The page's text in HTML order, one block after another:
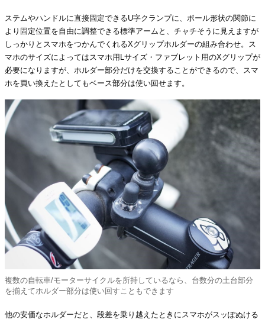
ステムやハンドルに直接固定できるU字クランプに、ボール形状の関節に
より固定位置を自由に調整できる標準アームと、チャチそうに見えますが
しっかりとスマホをつかんでくれるXグリップホルダーの組み合わせ。ス
マホのサイズによってはスマホ用Lサイズ・ファブレット用のXグリップが
必要になりますが、ホルダー部分だけを交換することができるので、スマ
ホを買い換えたとしてもベース部分は使い回せます。
複数の自転車/モーターサイクルを所持しているなら、台数分の土台部分
を揃えてホルダー部分は使い回すこともできます
他の安価なホルダーだと、段差を乗り越えたときにスマホがスッぽぬける